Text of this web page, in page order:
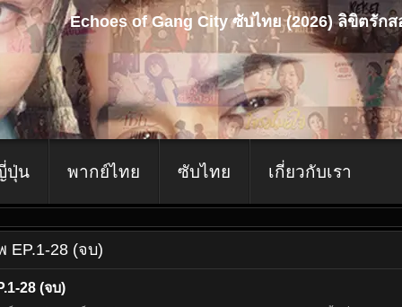
Echoes of Gang City ซับไทย (2026) ลิขิตรักส
ปุ่น พากย์ไทย ซับไทย เกี่ยวกับเรา
EP.1-28 (จบ)
28 (จบ)